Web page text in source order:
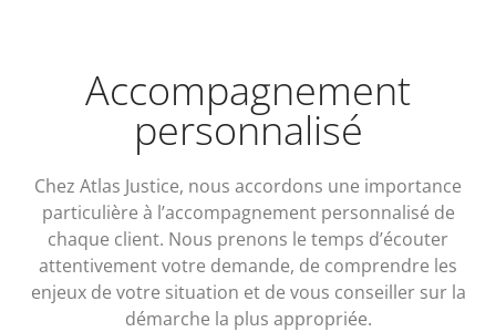
Accompagnement
personnalisé
Chez Atlas Justice, nous accordons une importance
particulière à l’accompagnement personnalisé de
chaque client. Nous prenons le temps d’écouter
attentivement votre demande, de comprendre les
enjeux de votre situation et de vous conseiller sur la
démarche la plus appropriée.